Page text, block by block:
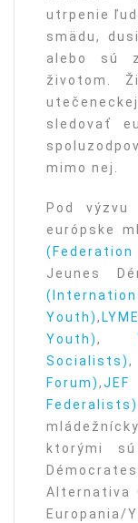
utrpenie
smädu,
alebo sú
životom.
sledovať
mimo nej.
Pod
európske
Jeunes
Youth),
Youth),
Socialists)
Forum),
Federalists)
ktorými
Alternativa
Europania/